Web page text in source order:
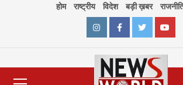
होम राष्ट्रीय विदेश बड़ी ख़बर
InstagramFacebookTwitter